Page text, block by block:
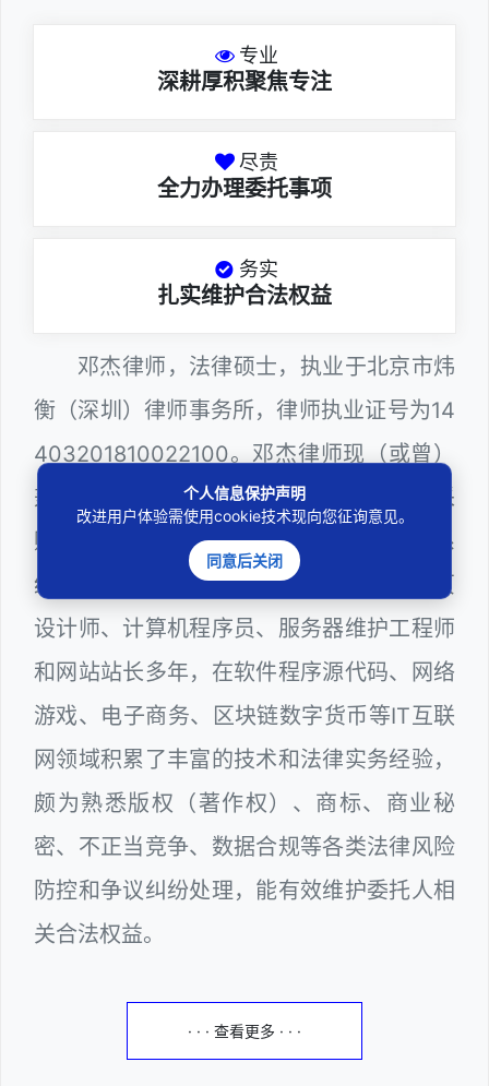
专业
深耕厚积聚焦专注
尽责
全力办理委托事项
务实
扎实维护合法权益
邓杰律师，法律硕士，执业于北京市炜
衡（深圳）律师事务所，律师执业证号为14
403201810022100。邓杰律师现（或曾）
兼任深圳市人民政府听证员、深圳市政府采
购评审专家（法律类），深圳市某区政府系
统公职律师、计算机信息网络安全员、网页
设计师、计算机程序员、服务器维护工程师
和网站站长多年，在软件程序源代码、网络
游戏、电子商务、区块链数字货币等IT互联
网领域积累了丰富的技术和法律实务经验，
颇为熟悉版权（著作权）、商标、商业秘
密、不正当竞争、数据合规等各类法律风险
防控和争议纠纷处理，能有效维护委托人相
关合法权益。
· · · 查看更多 · · ·
个人信息保护声明
改进用户体验需使用cookie技术现向您征询意见。
同意后关闭